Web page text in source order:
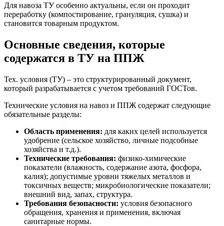
Для навоза ТУ особенно актуальны, если он проходит
переработку (компостирование, грануляция, сушка) и
становится товарным продуктом.
Основные сведения, которые
содержатся в ТУ на ППЖ
Тех. условия (ТУ) – это структурированный документ,
который разрабатывается с учетом требований ГОСТов.
Технические условия на навоз и ППЖ содержат следующие
обязательные разделы:
Область применения: для каких целей используется
удобрение (сельское хозяйство, личные подсобные
хозяйства и т.д.).
Технические требования: физико-химические
показатели (влажность, содержание азота, фосфора,
калия); допустимые уровни тяжелых металлов и
токсичных веществ; микробиологические показатели;
внешний вид, запах, структура.
Требования безопасности: условия безопасного
обращения, хранения и применения, включая
санитарные нормы.